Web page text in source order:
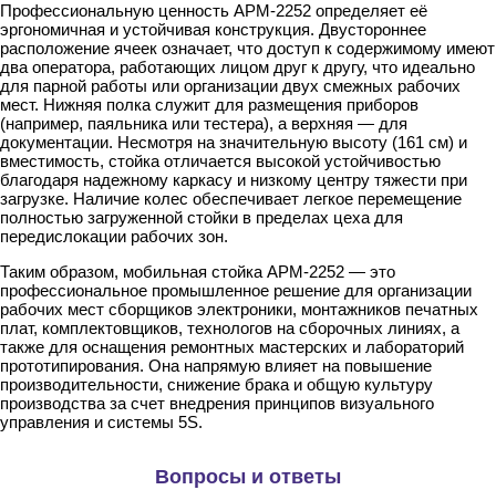
Профессиональную ценность АРМ-2252 определяет её
эргономичная и устойчивая конструкция. Двустороннее
расположение ячеек означает, что доступ к содержимому имеют
два оператора, работающих лицом друг к другу, что идеально
для парной работы или организации двух смежных рабочих
мест. Нижняя полка служит для размещения приборов
(например, паяльника или тестера), а верхняя — для
документации. Несмотря на значительную высоту (161 см) и
вместимость, стойка отличается высокой устойчивостью
благодаря надежному каркасу и низкому центру тяжести при
загрузке. Наличие колес обеспечивает легкое перемещение
полностью загруженной стойки в пределах цеха для
передислокации рабочих зон.
Таким образом, мобильная стойка АРМ-2252 — это
профессиональное промышленное решение для организации
рабочих мест сборщиков электроники, монтажников печатных
плат, комплектовщиков, технологов на сборочных линиях, а
также для оснащения ремонтных мастерских и лабораторий
прототипирования. Она напрямую влияет на повышение
производительности, снижение брака и общую культуру
производства за счет внедрения принципов визуального
управления и системы 5S.
Вопросы и ответы